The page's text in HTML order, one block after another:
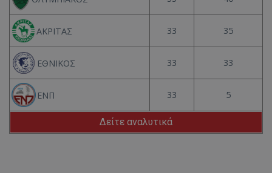
ΑΚΡΙΤΑΣ 33 35
ΕΘΝΙΚΟΣ 33 33
ΕΝΠ 33 5
Δείτε αναλυτικά